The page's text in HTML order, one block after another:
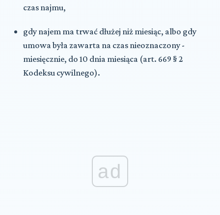
czas najmu,
gdy najem ma trwać dłużej niż miesiąc, albo gdy
umowa była zawarta na czas nieoznaczony -
miesięcznie, do 10 dnia miesiąca (art. 669 § 2
Kodeksu cywilnego).
ad